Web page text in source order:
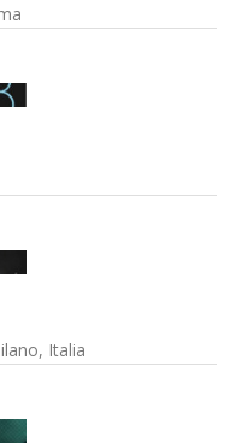
Italia